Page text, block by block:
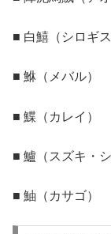
■ 白鱚（シロギス
■ 鮴（メバル）
■ 鰈（カレイ）
■ 鱸（スズキ・シ
■ 鮋（カサゴ）